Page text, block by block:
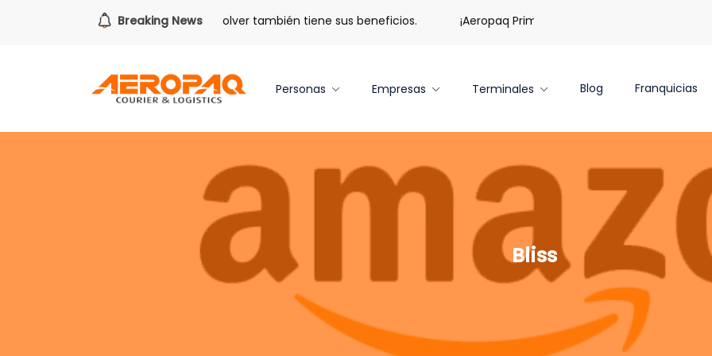
Breaking News
Para todo lo que viene. Volver también tiene sus beneficios. ¡Aeropaq Prime TE DA MÁS! ¡Regístrate
Personas Empresas Terminales Blog Franquicias
Bliss